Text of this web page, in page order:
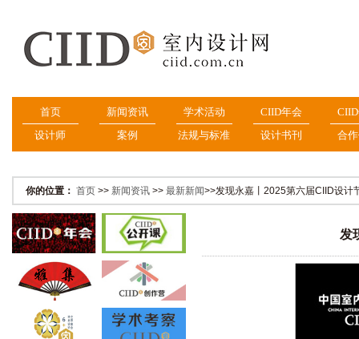
首页 新闻资讯 学术活动 CIID年会
设计师
案例 法规与标准 设计书刊 合
你的位置： 首页 >> 新闻资讯 >> 最新新闻>>发现永嘉丨2025第六届CIID设计
发